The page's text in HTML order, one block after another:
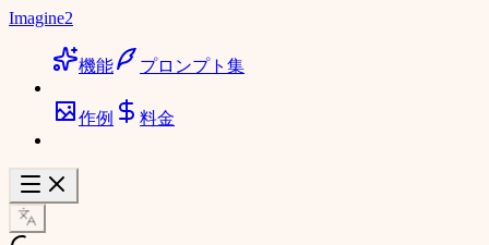
Imagine2
機能 プロンプト集
作例 料金